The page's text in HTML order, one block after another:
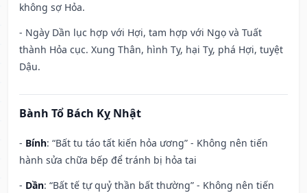
không sợ Hỏa.
- Ngày Dần lục hợp với Hợi, tam hợp với Ngọ và Tuất
thành Hỏa cục. Xung Thân, hình Tỵ, hại Tỵ, phá Hợi, tuyệt
Dậu.
Bành Tổ Bách Kỵ Nhật
- Bính: “Bất tu táo tất kiến hỏa ương” - Không nên tiến
hành sửa chữa bếp để tránh bị hỏa tai
- Dần: “Bất tế tự quỷ thần bất thường” - Không nên tiến